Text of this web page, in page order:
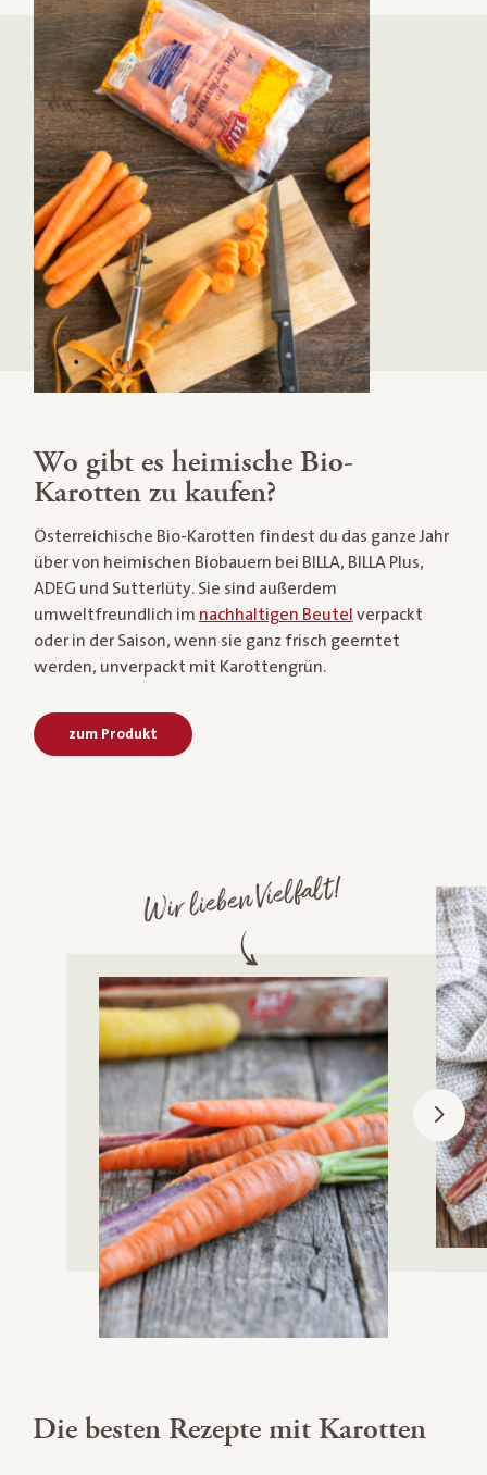
Wo gibt es heimische Bio-
Karotten zu kaufen?
Österreichische Bio-Karotten findest du das ganze Jahr
über von heimischen Biobauern bei BILLA, BILLA Plus,
ADEG und Sutterlüty. Sie sind außerdem
umweltfreundlich im nachhaltigen Beutel verpackt
oder in der Saison, wenn sie ganz frisch geerntet
werden, unverpackt mit Karottengrün.
zum Produkt
Wir lieben Vielfalt!
Die besten Rezepte mit Karotten